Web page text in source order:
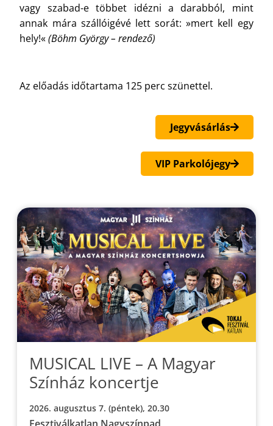
vagy szabad-e többet idézni a darabból, mint
annak mára szállóigévé lett sorát: »mert kell egy
hely!«(Böhm György – rendező)
Az előadás időtartama 125 perc szünettel.
Jegyvásárlás
VIP Parkolójegy
MUSICAL LIVE – A Magyar
Színház koncertje
2026. augusztus 7. (péntek), 20.30